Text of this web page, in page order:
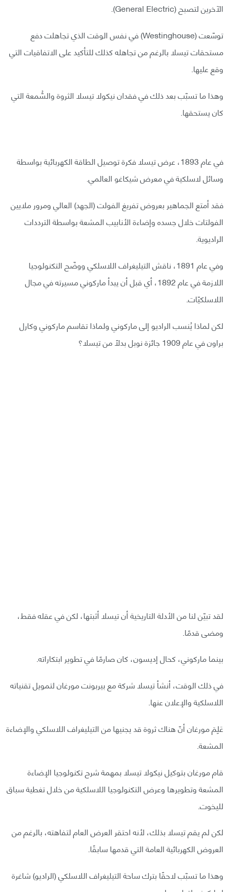
الآخرين لتصبح (General Electric).
توسّعت (Westinghouse) في نفس الوقت الذي تجاهلت دفع
مستحقات تيسلا بالرغم من تجاهله كذلك للتأكيد على الاتفاقيات التي
وقع عليها.
وهذا ما تسبّب بعد ذلك في فقدان نيكولا تيسلا الثروة والسُّمعة التي
كان يستحقها.
في عام 1893، عرض تيسلا فكرة توصيل الطاقة الكهربائية بواسطة
وسائل لاسلكية في معرض شيكاغو العالمي.
فقد أمتع الجماهير بعروض تفريغ الفولت (الجهد) العالي ومرور ملايين
الفولتات خلال جسده وإضاءة الأنابيب المشعة بواسطة الترددات
الراديوية.
وفي عام 1891، ناقش التيليغراف اللاسلكي ووضّح التكنولوجيا
اللازمة في عام 1892، أي قبل أن يبدأ ماركوني مسيرته في مجال
اللاسلكيّات.
لكن لماذا يُنسب الراديو إلى ماركوني ولماذا تقاسم ماركوني وكارل
براون في عام 1909 جائزة نوبل بدلًا من تيسلا؟
لقد تبيّن لنا من الأدلة التاريخية أن تيسلا أثبتها، لكن في عقله فقط،
ومضى قدمًا.
بينما ماركوني، كحال إديسون، كان صارمًا في تطوير ابتكاراته.
في ذلك الوقت، أنشأ تيسلا شركة مع بيربونت مورغان لتمويل تقنياته
اللاسلكية والإعلان عنها.
عَلِمَ مورغان أنّ هناك ثروة قد يجنيها من التيليغراف اللاسلكي والإضاءة
المشعة.
قام مورغان بتوكيل نيكولا تيسلا بمهمة شرح تكنولوجيا الإضاءة
المشعة وتطويرها وعرض التكنولوجيا اللاسلكية من خلال تغطية سباق
لليخوت.
لكن لم يقم تيسلا بذلك، لأنه احتقر العرض العام لتفاهته، بالرغم من
العروض الكهربائية العامة التي قدمها سابقًا.
وهذا ما تسبّب لاحقًا بترك ساحة التيليغراف اللاسلكي (الراديو) شاغرة